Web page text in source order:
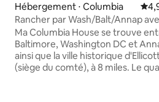
Hébergement ⋅ Columbia
Rancher par Wash/Balt/Annap
table de billard, Kit, terrasse
Ma Columbia House se trouve
Baltimore, Washington DC et
ainsi que la ville historique
(siège du comté), à 8 miles. Le